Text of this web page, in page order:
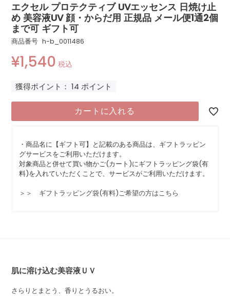
エクセル プロテクティブ UVエッセンス 日焼け止
め 美容液UV 顔・からだ用 正規品 メール便1通2個
まで可 ギフト可
商品番号 h-b_0011486
¥1,540 税込
獲得ポイント： 14 ポイント
カートに入れる
・商品名に【ギフト可】と記載のある商品は、ギフトラッピン
グサービスをご利用いただけます。
対象商品と併せて買い物かご(カート)にギフトラッピング袋(有
料)を入れていただくことで、サービスがご利用いただけます。
＞＞ ギフトラッピング袋(有料)ご希望の方はこちら
肌に溶け込む美容液ＵＶ
さらりとまとう、香りとうるおい。